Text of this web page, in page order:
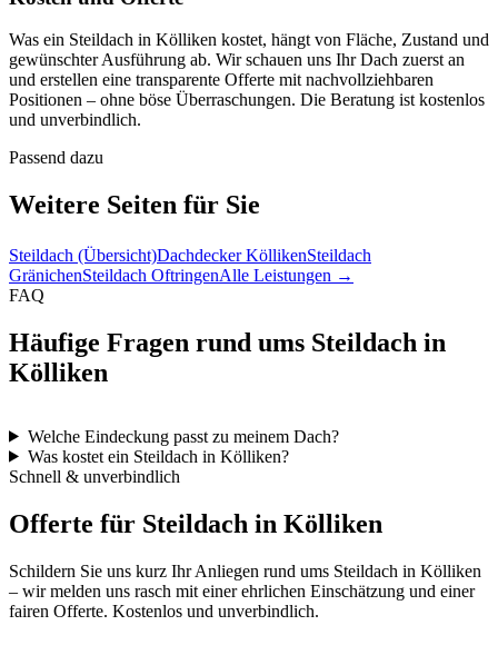
Was ein Steildach in Kölliken kostet, hängt von Fläche, Zustand und
gewünschter Ausführung ab. Wir schauen uns Ihr Dach zuerst an
und erstellen eine transparente Offerte mit nachvollziehbaren
Positionen – ohne böse Überraschungen. Die Beratung ist kostenlos
und unverbindlich.
Passend dazu
Weitere Seiten für Sie
Steildach (Übersicht)Dachdecker KöllikenSteildach
GränichenSteildach OftringenAlle Leistungen →
FAQ
Häufige Fragen rund ums Steildach in
Kölliken
Welche Eindeckung passt zu meinem Dach?
Was kostet ein Steildach in Kölliken?
Schnell & unverbindlich
Offerte für Steildach in Kölliken
Schildern Sie uns kurz Ihr Anliegen rund ums Steildach in Kölliken
– wir melden uns rasch mit einer ehrlichen Einschätzung und einer
fairen Offerte. Kostenlos und unverbindlich.